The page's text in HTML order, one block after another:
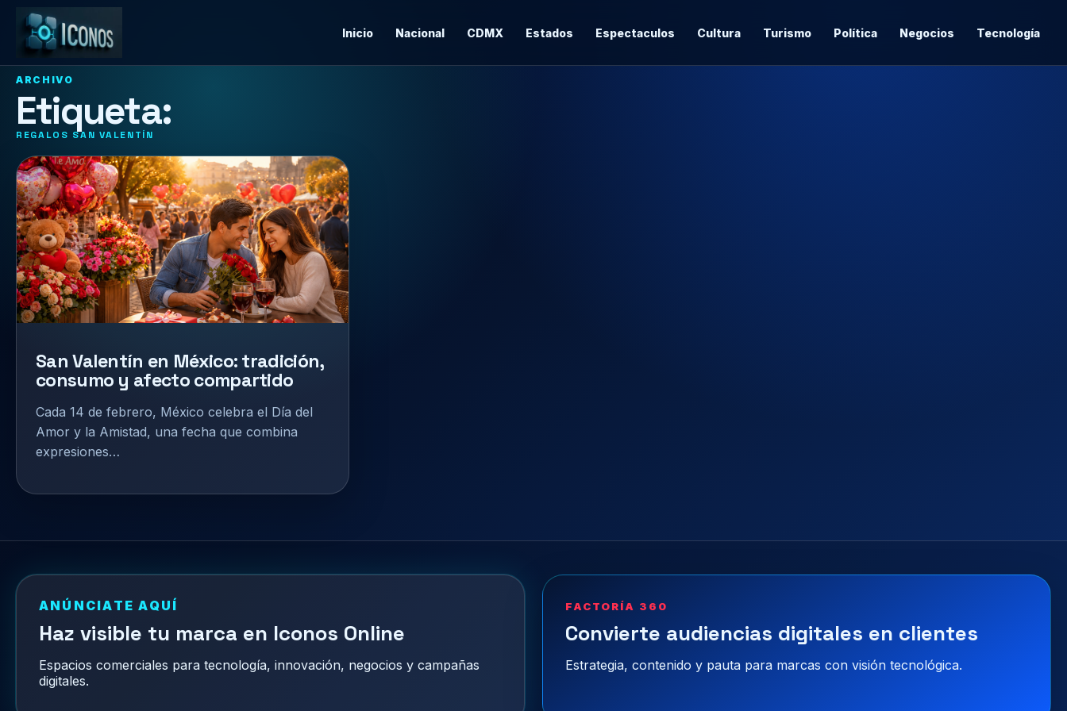
Inicio Nacional CDMX Estados Espectaculos Cultura Turismo Política Negocios Tecnología
ARCHIVO
Etiqueta:
REGALOS SAN VALENTÍN
San Valentín en México: tradición,
consumo y afecto compartido
Cada 14 de febrero, México celebra el Día del
Amor y la Amistad, una fecha que combina
expresiones…
ANÚNCIATE AQUÍ
Haz visible tu marca en Iconos Online
Espacios comerciales para tecnología, innovación, negocios y campañas
digitales.
FACTORÍA 360
Convierte audiencias digitales en clientes
Estrategia, contenido y pauta para marcas con visión tecnológica.